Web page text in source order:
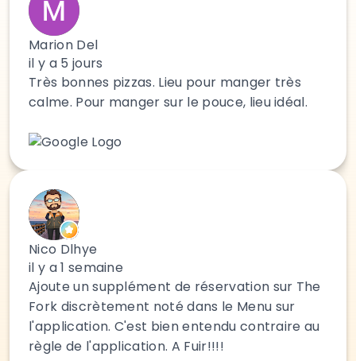
Marion Del
il y a 5 jours
Très bonnes pizzas. Lieu pour manger très
calme. Pour manger sur le pouce, lieu idéal.
Nico Dlhye
il y a 1 semaine
Ajoute un supplément de réservation sur The
Fork discrètement noté dans le Menu sur
l'application. C'est bien entendu contraire au
règle de l'application. A Fuir!!!!